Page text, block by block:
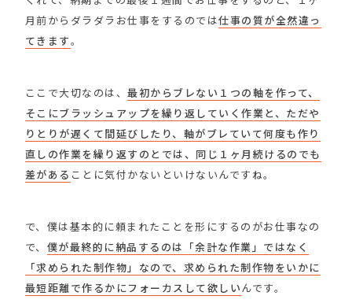
月前からダラダラお仕事をするのでは仕事の質が全然違っ
てきます。
ここで大切なのは、最初からブレない１つの軸を作って、
そこにブラッシュアップを繰り返していく作業と、ただや
りとりが遅くて間延びしたり、軸がブレていて何度も作り
直しの作業を繰り返すのとでは、同じ１ヶ月続けるのでも
差がある ことに気付かないといけないんですね。
で、僕は基本的に頼まれたことを形にするのがお仕事なの
で、 僕が最終的に納品するのは「余計な作業」ではなく
「求められた制作物」なので、求められた制作物をいかに
最短距離で作るかにフォーカスして欲しいんです。